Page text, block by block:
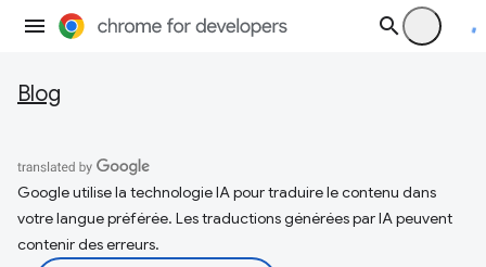
Blog
Google utilise la technologie IA pour traduire le contenu dans
votre langue préférée. Les traductions générées par IA peuvent
contenir des erreurs.